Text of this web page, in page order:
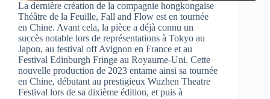
La dernière création de la compagnie hongkongaise
Théâtre de la Feuille, Fall and Flow est en tournée
en Chine. Avant cela, la pièce a déjà connu un
succès notable lors de représentations à Tokyo au
Japon, au festival off Avignon en France et au
Festival Edinburgh Fringe au Royaume-Uni. Cette
nouvelle production de 2023 entame ainsi sa tournée
en Chine, débutant au prestigieux Wuzhen Theatre
Festival lors de sa dixième édition, et puis à